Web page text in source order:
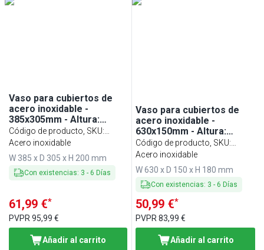
Vaso para cubiertos de
acero inoxidable -
385x305mm - Altura:
200mm - Acero inoxidable
- para 6 cestillos - incl. 6
inoxidable
Código de producto, SKU:
BEBH36
Acero inoxidable
W 385 x D 305 x H 200 mm
Con existencias: 3 - 6 Días
61,99 €*
PVPR 95,99 €
Añadir al carrito
Vaso para cubiertos de
acero inoxidable -
630x150mm - Altura:
180mm - Acero inoxidable
- para 5 cestillos - incl. 5
inoxidable - Modelo de
sobremesa
Código de producto, SKU:
BEBH15
Acero inoxidable
W 630 x D 150 x H 180 mm
Con existencias: 3 - 6 Días
50,99 €*
PVPR83,99 €
Añadir al carrito